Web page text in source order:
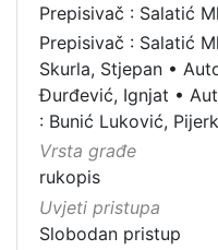
Prepisivač : Salatić
Prepisivač : Salatić
Skurla, Stjepan •
Đurđević, Ignjat •
: Bunić Luković,
Vrsta građe
rukopis
Uvjeti pristupa
Slobodan pristup